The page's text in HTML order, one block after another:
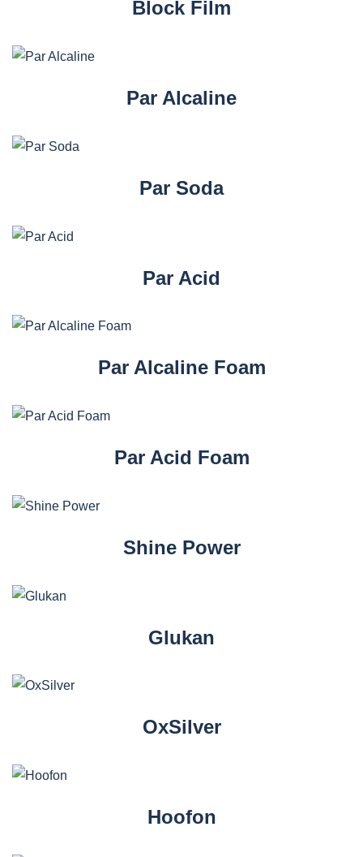
Block Film
Par Alcaline
Par Soda
Par Acid
Par Alcaline Foam
Par Acid Foam
Shine Power
Glukan
OxSilver
Hoofon